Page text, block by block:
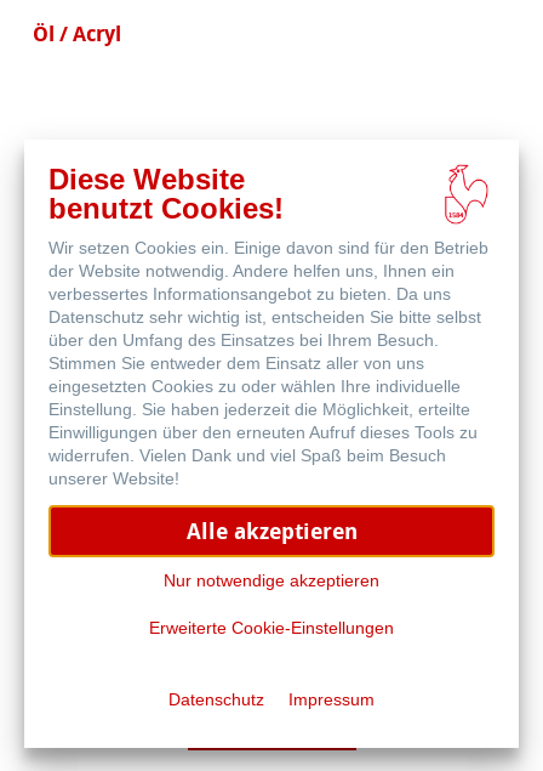
Öl / Acryl
Grafik & Illustration
Frequently Asked Questions
Diese Website
benutzt Cookies!
Wir setzen Cookies ein. Einige davon sind für den Betrieb
der Website notwendig. Andere helfen uns, Ihnen ein
verbessertes Informationsangebot zu bieten. Da uns
Datenschutz sehr wichtig ist, entscheiden Sie bitte selbst
über den Umfang des Einsatzes bei Ihrem Besuch.
Stimmen Sie entweder dem Einsatz aller von uns
eingesetzten Cookies zu oder wählen Ihre individuelle
Einstellung. Sie haben jederzeit die Möglichkeit, erteilte
Einwilligungen über den erneuten Aufruf dieses Tools zu
widerrufen. Vielen Dank und viel Spaß beim Besuch
unserer Website!
Alle akzeptieren
Nur notwendige akzeptieren
Erweiterte Cookie-Einstellungen
Datenschutz Impressum